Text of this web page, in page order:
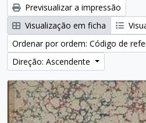
Previsualizar a impressão
Visualização em ficha
Ordenar por ordem: Código de
Direção: Ascendente